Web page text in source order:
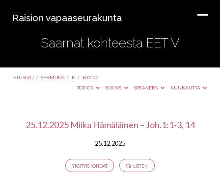
Raision vapaaseurakunta
Saarnat kohteesta EET V
ETUSIVU / SERMONS / K / +02:00
TOPICS
BOOKS SPEAKERS KUUKAUTTA
Saarnat
25.12.2025 Miika Hämäläinen – Joh.1:1-3, 14
25.12.2025
YKSITYISKOHDAT LISTEN